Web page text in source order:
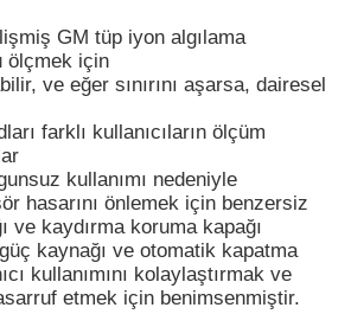
GM tüp iyon algılama
ölçmek için
ve eğer sınırını aşarsa, dairesel
farklı kullanıcıların ölçüm
kullanımı nedeniyle
hasarını önlemek için benzersiz
ve kaydırma koruma kapağı
kaynağı ve otomatik kapatma
kullanımını kolaylaştırmak ve
etmek için benimsenmiştir.